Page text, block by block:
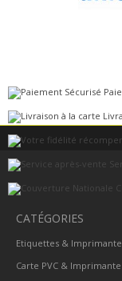
CATÉGORIES
Etiquettes &
Carte PVC &